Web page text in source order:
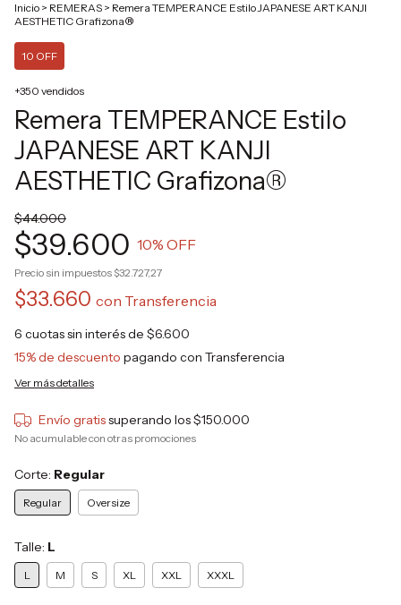
Inicio > REMERAS > Remera TEMPERANCE Estilo JAPANESE ART KANJI
AESTHETIC Grafizona®
10 OFF
+350 vendidos
Remera TEMPERANCE Estilo
JAPANESE ART KANJI
AESTHETIC Grafizona®
$44.000
$39.600 10% OFF
Precio sin impuestos$32.727,27
$33.660 con Transferencia
6 cuotas sin interés de $6.600
15% de descuento pagando con Transferencia
Ver más detalles
Envío gratissuperando los$150.000
No acumulable con otras promociones
Corte: Regular
Regular Oversize
Talle: L
L M S XL XXL XXXL